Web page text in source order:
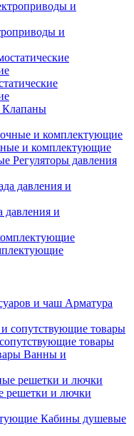
и
Клапаны
и комплектующие
Регуляторы давления
давления и
Арматура
товары
Ванны и
решетки и лючки
Кабины душевые